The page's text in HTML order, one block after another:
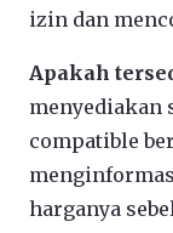
izin dan
Apakah
menyediakan
compatible
harganya